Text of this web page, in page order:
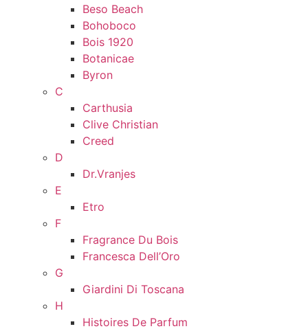
Beso Beach
Bohoboco
Bois 1920
Botanicae
Byron
C
Carthusia
Clive Christian
Creed
D
Dr.Vranjes
E
Etro
F
Fragrance Du Bois
Francesca Dell’Oro
G
Giardini Di Toscana
H
Histoires De Parfum